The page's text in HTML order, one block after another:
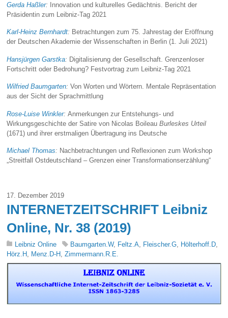
Gerda Haßler: Innovation und kulturelles Gedächtnis. Bericht der
Präsidentin zum Leibniz-Tag 2021
Karl-Heinz Bernhardt: Betrachtungen zum 75. Jahrestag der Eröffnung
der Deutschen Akademie der Wissenschaften in Berlin (1. Juli 2021)
Hansjürgen Garstka: Digitalisierung der Gesellschaft. Grenzenloser
Fortschritt oder Bedrohung? Festvortrag zum Leibniz-Tag 2021
Wilfried Baumgarten:Von Worten und Wörtern. Mentale Repräsentation
aus der Sicht der Sprachmittlung
Rose-Luise Winkler:Anmerkungen zur Entstehungs- und
Wirkungsgeschichte der Satire von Nicolas BoileauBurleskes Urteil
(1671) und ihrer erstmaligen Übertragung ins Deutsche
Michael Thomas: Nachbetrachtungen und Reflexionen zum Workshop
„Streitfall Ostdeutschland – Grenzen einer Transformationserzählung“
17. Dezember 2019
INTERNETZEITSCHRIFT Leibniz
Online, Nr. 38 (2019)
Leibniz Online Baumgarten.W, Feltz.A, Fleischer.G, Hölterhoff.D,
Hörz.H , Menz.D-H ,Zimmermann.R.E.